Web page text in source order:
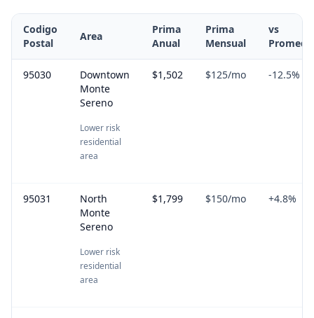
Codigo
Postal
Area
Prima
Anual
Prima
Mensual
vs
95030
Downtown
Monte
Sereno
Lower risk
residential
area
$1,502 $125/mo -12.5%
95031
North
Monte
Sereno
Lower risk
residential
area
$1,799 $150/mo +4.8%